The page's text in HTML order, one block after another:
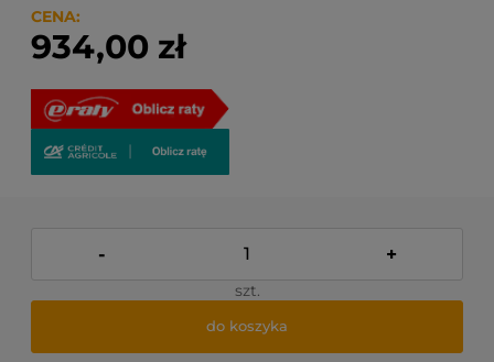
produktów które się w nim znajdują.
CENA:
934,00 zł
- +
szt.
do koszyka